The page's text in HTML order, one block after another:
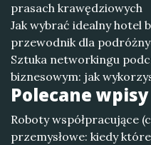
prasach krawędziowych
Jak wybrać idealny hotel
przewodnik dla
Sztuka networkingu
biznesowym: jak
Polecane wpisy
Roboty współpracujące
przemysłowe: kiedy